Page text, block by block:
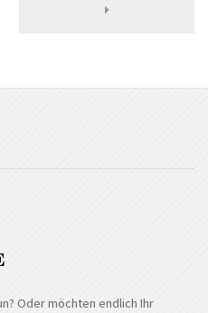
Oder möchten endlich Ihr